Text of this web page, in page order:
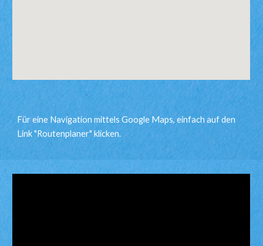
Für eine Navigation mittels Google Maps, einfach auf den
Link "Routenplaner" klicken.